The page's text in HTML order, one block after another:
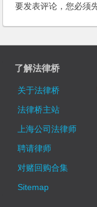
要发表评论，您必须
了解法律桥
关于法律桥
法律桥主站
上海公司法律师
聘请律师
对赌回购合集
Sitemap